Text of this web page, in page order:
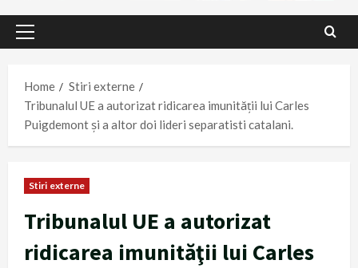
Primary
Home
Stiri externe
Tribunalul UE a autorizat ridicarea imunităţii lui Carles
Puigdemont şi a altor doi lideri separatisti catalani.
Stiri externe
Tribunalul UE a autorizat
ridicarea imunităţii lui Carles